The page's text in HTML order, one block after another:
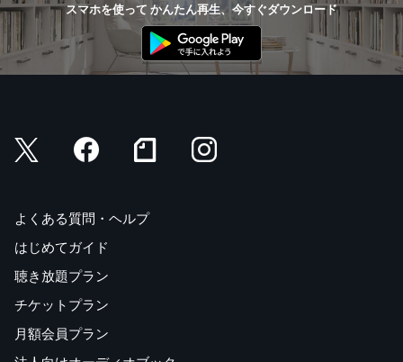
スマホを使って かんたん再生、今すぐダウンロード
よくある質問・ヘルプ
はじめてガイド
聴き放題プラン
チケットプラン
月額会員プラン